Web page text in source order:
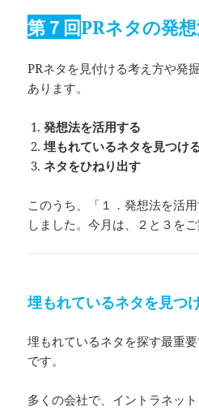
第７回PRネタの発
PRネタを見付ける考え方や発
あります。
発想法を活用する
埋もれているネタを見つけ
ネタをひねり出す
このうち、「１．発想法を活
しました。今月は、２と３をご
埋もれているネタを見つ
埋もれているネタを探す最重
です。
多くの会社で、イントラネッ